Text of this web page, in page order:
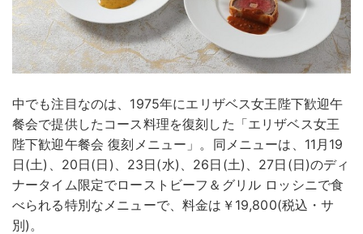
中でも注目なのは、1975年にエリザベス女王陛下歓迎午
餐会で提供したコース料理を復刻した「エリザベス女王
陛下歓迎午餐会 復刻メニュー」。同メニューは、11月19
日(土)、20日(日)、23日(水)、26日(土)、27日(日)のディ
ナータイム限定でローストビーフ＆グリル ロッシニで食
べられる特別なメニューで、料金は￥19,800(税込・サ
別)。